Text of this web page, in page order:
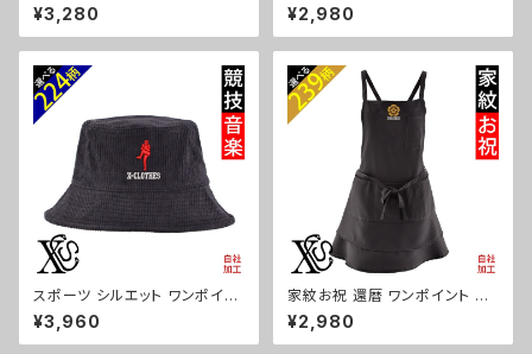
ポイント 5.6オンス ビッグシル
エット 半袖 Tシャツ メンズ グッ
ズ 白 ホワイト カットソー 柄 馬
¥3,280
ャツ リアル 刺繍 プレゼント 半
袖 レディース オリジナル 無地
ワンポイント ロゴ おしゃれ ゴル
ッズ ori-aw-poh2-b09-s
¥2,980
スポーツ シルエット ワンポイン
ト 刺繍 コーデュロイ バケットハ
ット メンズ レディース 帽子 自
社ブランド ロゴ グッズ 柄 サッカ
¥3,960
家紋お祝 還暦 ワンポイント 刺
繍 オリジナル エプロン ワンピ
ース レディース 撥水加工 おし
ゃれ かわいい フリル ティアード
¥2,980